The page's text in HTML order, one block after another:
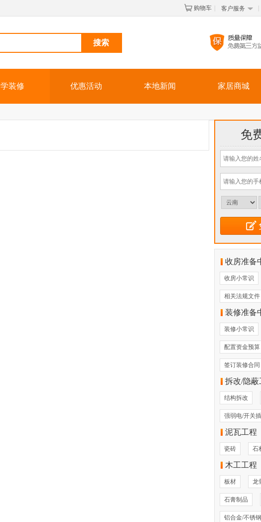
购物车 客户服务
学装修 优惠活动 本地新闻 家居商城
免
收房准备
收房小常识
相关法规文件
装修准备
装修小常识
配置资金预算
签订装修合同
拆改/隐蔽
结构拆改
强弱电/开关
泥瓦工程
瓷砖 石
木工工程
板材 龙
石膏制品
铝合金/不锈钢